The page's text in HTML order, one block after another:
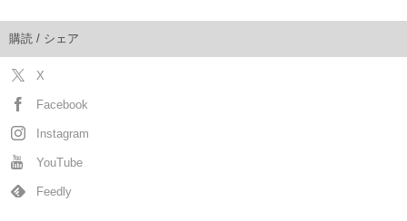
購読 / シェア
X
Facebook
Instagram
YouTube
Feedly